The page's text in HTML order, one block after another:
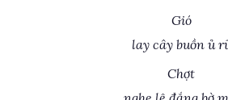
Gió
lay cây buồn ủ
Chợt